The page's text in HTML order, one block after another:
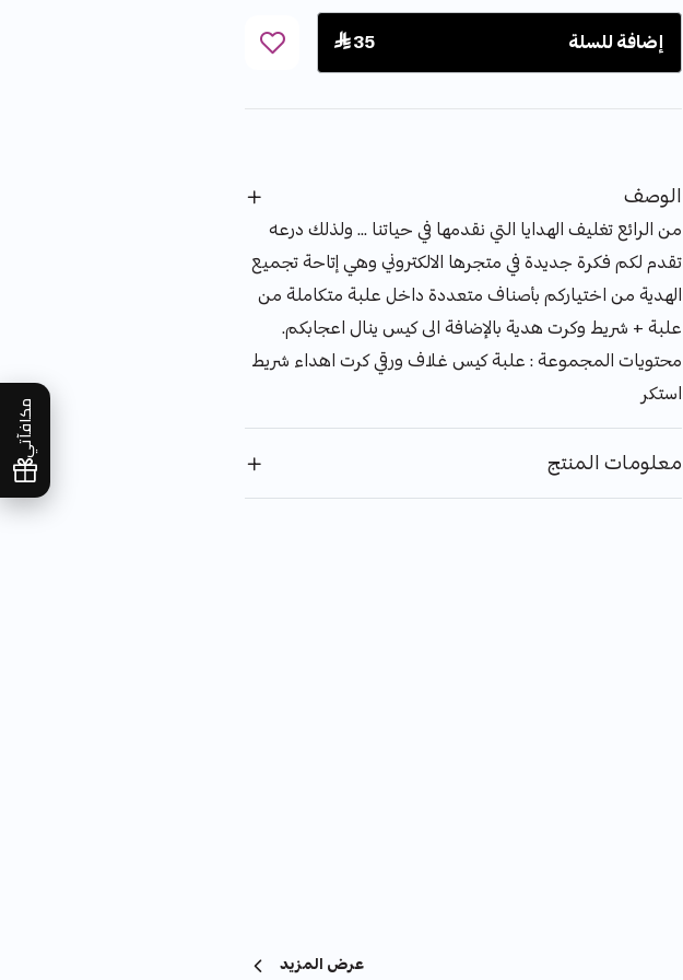
مكافآتي
إضافة للسلة  35
الوصف
من الرائع تغليف الهدايا التي نقدمها في حياتنا ... ولذلك درعه
تقدم لكم فكرة جديدة في متجرها الالكتروني وهي إتاحة تجميع
الهدية من اختياركم بأصناف متعددة داخل علبة متكاملة من
علبة + شريط وكرت هدية بالإضافة الى كيس ينال اعجابكم.
محتويات المجموعة : علبة كيس غلاف ورقي كرت اهداء شريط
استكر
معلومات المنتج
عرض المزيد